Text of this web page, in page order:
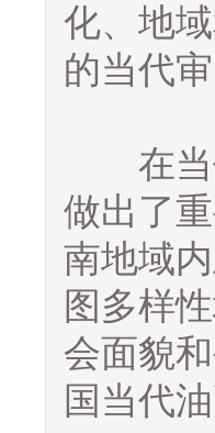
化、地
的当代
在当代
做出了
南地域
图多样
会面貌
国当代